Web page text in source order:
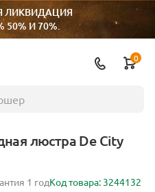
ЛИКВИДАЦИЯ
50% И 70%.
0
люстра De City
1 годКод товара: 3244132